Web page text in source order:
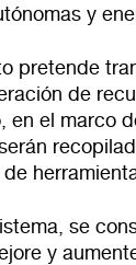
y
pretende
de
en el marco
se
y